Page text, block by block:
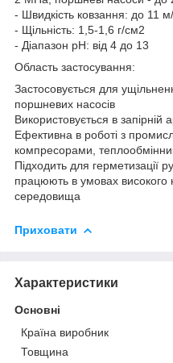
- Швидкість ковзання: до 11 м/
- Щільність: 1,5-1,6 г/см2
- Діапазон pH: від 4 до 13
Область застосування:
Застосовується для
поршневих насосів
Використовується в запірній
Ефективна в роботі з
компресорами,
Підходить для герметизації
працюють в умовах високого
середовища
Приховати
Характеристики
Основні
Країна виробник
Товщина